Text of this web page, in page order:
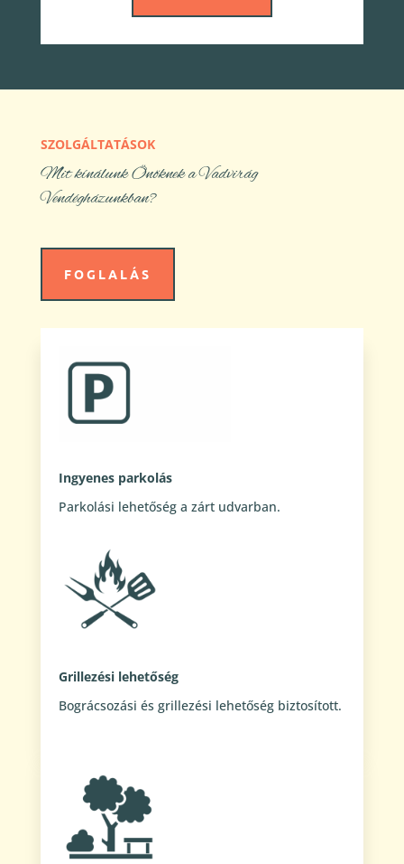
SZOLGÁLTATÁSOK
Mit kínálunk Önöknek a Vadvirág
Vendégházunkban?
FOGLALÁS
Ingyenes parkolás
Parkolási lehetőség a zárt udvarban.
Grillezési lehetőség
Bográcsozási és grillezési lehetőség biztosított.